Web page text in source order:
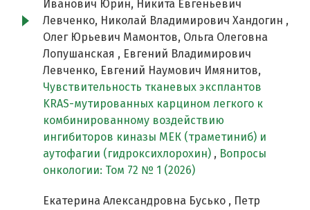
Иванович Юрин, Никита Евгеньевич
Левченко, Николай Владимирович Хандогин ,
Олег Юрьевич Мамонтов, Ольга Олеговна
Лопушанская , Евгений Владимирович
Левченко, Евгений Наумович Имянитов,
Чувствительность тканевых эксплантов
KRAS-мутированных карцином легкого к
комбинированному воздействию
ингибиторов киназы МЕК (траметиниб) и
аутофагии (гидроксихлорохин) , Вопросы
онкологии: Том 72 № 1 (2026)
Екатерина Александровна Бусько , Петр